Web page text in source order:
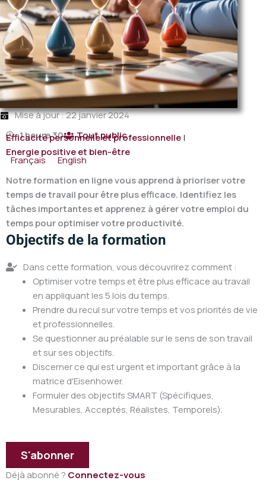
Mise à jour : 22 janvier 2024
1 heure 30
Tout public
Efficacité personnelle et professionnelle|
Energie positive et bien-être
Français
English
Notre formation en ligne vous apprend à prioriser votre
temps de travail pour être plus efficace. Identifiez les
tâches importantes et apprenez à gérer votre emploi du
temps pour optimiser votre productivité.
Objectifs de la formation
Dans cette formation, vous découvrirez comment :
Optimiser votre temps et être plus efficace au travail
en appliquant les 5 lois du temps.
Prendre du recul sur votre temps et vos priorités de vie
et professionnelles.
Se questionner au préalable sur le sens de son travail
et sur ses objectifs.
Discerner ce qui est urgent et important grâce à la
matrice d'Eisenhower.
Formuler des objectifs SMART (Spécifiques,
Mesurables, Acceptés, Réalistes, Temporels).
S'abonner
Déjà abonné ? Connectez-vous